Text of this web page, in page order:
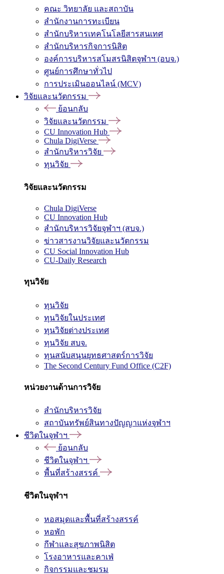
คณะ วิทยาลัย และสถาบัน
สำนักงานการทะเบียน
สำนักบริหารเทคโนโลยีสารสนเทศ
สำนักบริหารกิจการนิสิต
องค์การบริหารสโมสรนิสิตจุฬาฯ (อบจ.)
ศูนย์การศึกษาทั่วไป
การประเมินออนไลน์ (MCV)
วิจัยและนวัตกรรม
ย้อนกลับ
วิจัยและนวัตกรรม
CU Innovation Hub
Chula DigiVerse
สำนักบริหารวิจัย
ทุนวิจัย
วิจัยและนวัตกรรม
Chula DigiVerse
CU Innovation Hub
สำนักบริหารวิจัยจุฬาฯ (สบจ.)
ข่าวสารงานวิจัยและนวัตกรรม
CU Social Innovation Hub
CU-Daily Research
ทุนวิจัย
ทุนวิจัย
ทุนวิจัยในประเทศ
ทุนวิจัยต่างประเทศ
ทุนวิจัย สบจ.
ทุนสนับสนุนยุทธศาสตร์การวิจัย
The Second Century Fund Office (C2F)
หน่วยงานด้านการวิจัย
สำนักบริหารวิจัย
สถาบันทรัพย์สินทางปัญญาแห่งจุฬาฯ
ชีวิตในจุฬาฯ
ย้อนกลับ
ชีวิตในจุฬาฯ
พื้นที่สร้างสรรค์
ชีวิตในจุฬาฯ
หอสมุดและพื้นที่สร้างสรรค์
หอพัก
กีฬาและสุขภาพนิสิต
โรงอาหารและคาเฟ่
กิจกรรมและชมรม